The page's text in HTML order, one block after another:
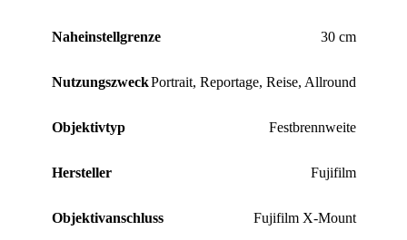
Naheinstellgrenze 30 cm
NutzungszweckPortrait, Reportage, Reise, Allround
Objektivtyp Festbrennweite
Hersteller Fujifilm
Objektivanschluss Fujifilm X-Mount